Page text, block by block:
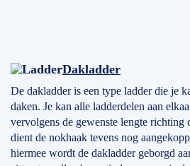
Dakladder
De dakladder is een type ladder die je
daken. Je kan alle ladderdelen aan
vervolgens de gewenste lengte richting
dient de nokhaak tevens nog
hiermee wordt de dakladder geborgd